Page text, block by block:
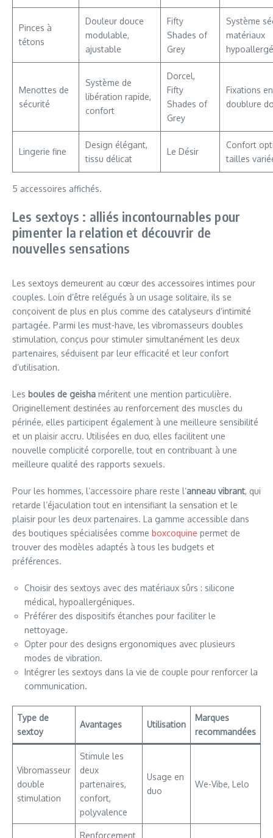
Pinces à
tétons
Douleur douce
modulable,
ajustable
Fifty
Shades of
Grey
Système
matériaux
Menottes de
sécurité
Système de
libération rapide,
confort
Dorcel,
Fifty
Shades of
Grey
Fixations
doublure
Lingerie fine
Design élégant,
tissu délicat
Le Désir
Confort
tailles
5 accessoires affichés.
Les sextoys : alliés incontournables pour
pimenter la relation et découvrir de
nouvelles sensations
Les sextoys demeurent au cœur des accessoires intimes pour
couples. Loin d’être relégués à un usage solitaire, ils se
conçoivent de plus en plus comme des catalyseurs d’intimité
partagée. Parmi les must-have, les vibromasseurs doubles
stimulation, conçus pour stimuler simultanément les deux
partenaires, séduisent par leur efficacité et leur confort
d’utilisation.
Les boules de geisha méritent une mention particulière.
Originellement destinées au renforcement des muscles du
périnée, elles participent également à une meilleure sensibilité
et un plaisir accru. Utilisées en duo, elles facilitent une
nouvelle complicité corporelle, tout en contribuant à une
meilleure qualité des rapports sexuels.
Pour les hommes, l’accessoire phare reste l’anneau vibrant, qui
retarde l’éjaculation tout en intensifiant la sensation et le
plaisir pour les deux partenaires. La gamme accessible dans
des boutiques spécialisées comme boxcoquine permet de
trouver des modèles adaptés à tous les budgets et
préférences.
Choisir des sextoys avec des matériaux sûrs : silicone
médical, hypoallergéniques.
Préférer des dispositifs étanches pour faciliter le
nettoyage.
Opter pour des designs ergonomiques avec plusieurs
modes de vibration.
Intégrer les sextoys dans la vie de couple pour renforcer la
communication.
Type de
sextoy
Avantages Utilisation
Marques
recommandées
Vibromasseur
double
stimulation
Stimule les
deux
partenaires,
confort,
polyvalence
Usage en
duo
We-Vibe, Lelo
Renforcement